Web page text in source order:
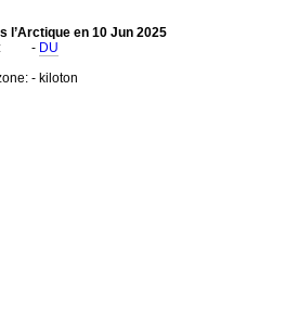
l’Arctique en 10 Jun 2025
- DU
- kiloton